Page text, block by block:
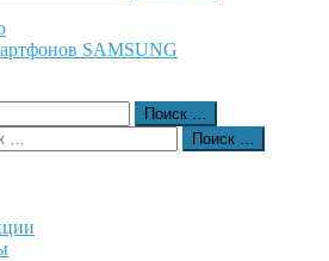
SAMSUNG
Поиск …
Поиск …